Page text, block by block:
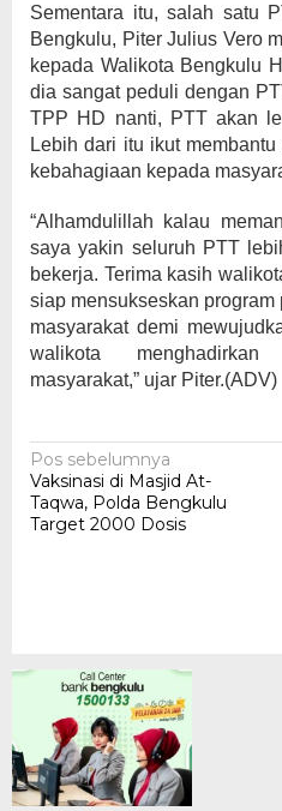
Sementara itu, salah satu
Bengkulu, Piter Julius Vero
kepada Walikota Bengkulu
dia sangat peduli dengan
TPP HD nanti, PTT akan
Lebih dari itu ikut
kebahagiaan kepada
“Alhamdulillah kalau
saya yakin seluruh PTT
bekerja. Terima kasih
siap mensukseskan
masyarakat demi
walikota
masyarakat,” ujar Piter.(ADV)
Navigasi
pos
Pos sebelumnya
Vaksinasi di Masjid At-
Taqwa, Polda Bengkulu
Target 2000 Dosis